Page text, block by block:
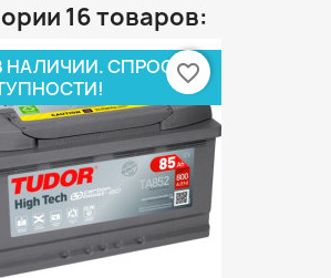
16 товаров:
НАЛИЧИИ. СПРОСИ О
favorite_border